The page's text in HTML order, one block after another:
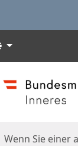
Sprachen
Start
Wenn Sie einer